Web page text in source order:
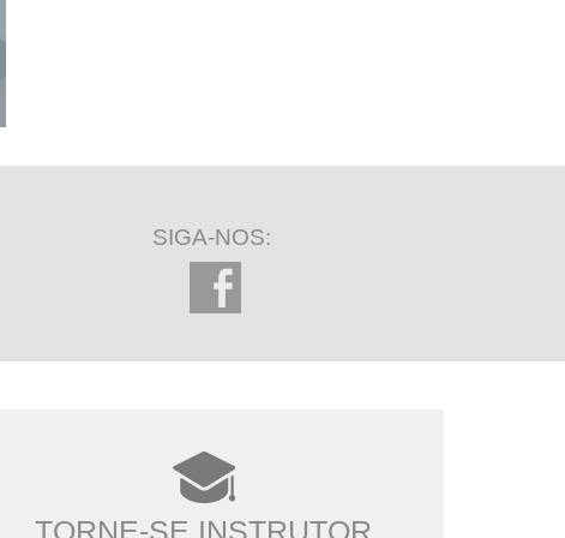
SIGA-NOS:
TORNE-SE INSTRUTOR